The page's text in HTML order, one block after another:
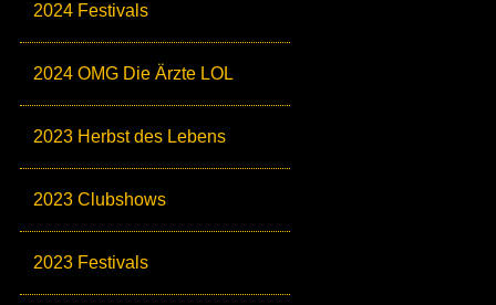
2024 Festivals
2024 OMG Die Ärzte LOL
2023 Herbst des Lebens
2023 Clubshows
2023 Festivals